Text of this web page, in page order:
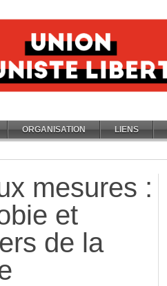
ORGANISATION LIENS
mesures :
et
de la